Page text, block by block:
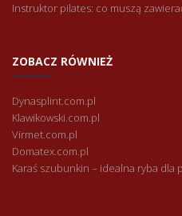
Instruktor pilates: co muszą
ZOBACZ RÓWNIEŻ
Dynasplint.com.pl
Klawikowski.com.pl
Virmet.com.pl
Domatex.com.pl
Karaś szubunkin – idealna ryba dla